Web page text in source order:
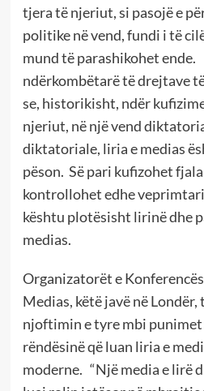
tjera të njeriut, si pasojë e
politike në vend, fundi i të
mund të parashikohet
ndërkombëtarë të drejtave
se, historikisht, ndër
njeriut, në një vend
diktatoriale, liria e medias
pëson. Së pari kufizohet
kontrollohet edhe
kështu plotësisht lirinë dhe
medias.
Organizatorët e
Medias, këtë javë në Londër,
njoftimin e tyre mbi punimet
rëndësinë që luan liria e
moderne. “Një media e lirë